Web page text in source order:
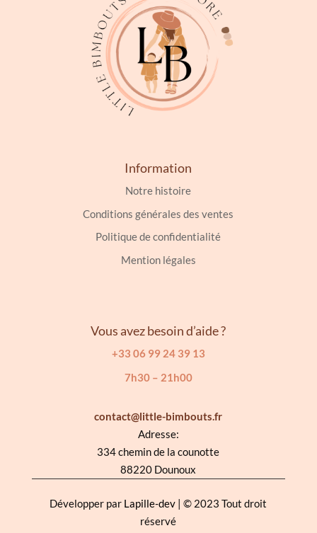
Information
Notre histoire
Conditions générales des ventes
Politique de confidentialité
Mention légales
Vous avez besoin d’aide ?
+33 06 99 24 39 13
7h30 – 21h00
contact@little-bimbouts.fr
Adresse:
334 chemin de la counotte
88220 Dounoux
Développer par Lapille-dev | © 2023 Tout droit
réservé